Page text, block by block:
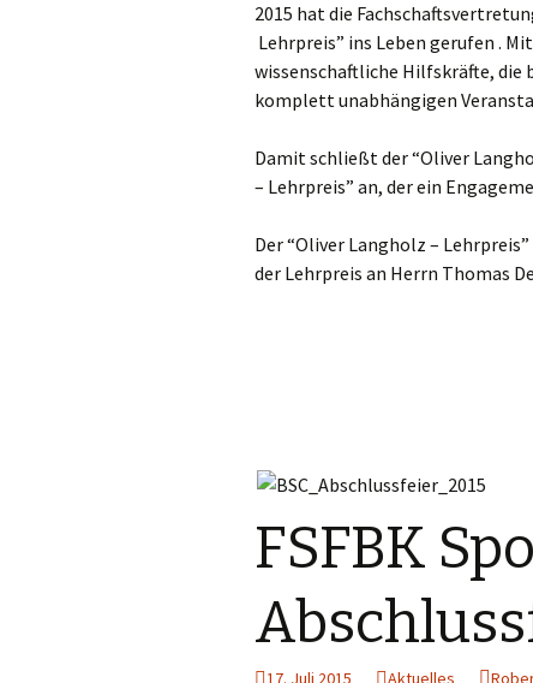
2015 hat die
Lehrpreis” ins Leben gerufen .
wissenschaftliche Hilfskräfte, die
komplett unabhängigen
Damit schließt der “Oliver
– Lehrpreis” an, der ein
Der “Oliver Langholz –
der Lehrpreis an Herrn Thomas
FSFBK
17. Juli 2015 Aktuelles